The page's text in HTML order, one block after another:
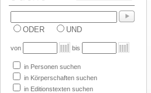
ODER UND
von bis
in Personen suchen
in Körperschaften suchen
in Editionstexten suchen